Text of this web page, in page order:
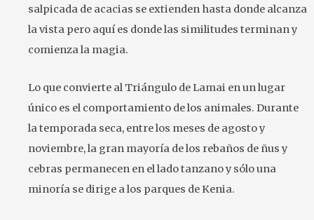
salpicada de acacias se extienden hasta donde alcanza
la vista pero aquí es donde las similitudes terminan y
comienza la magia.
Lo que convierte al Triángulo de Lamai en un lugar
único es el comportamiento de los animales. Durante
la temporada seca, entre los meses de agosto y
noviembre, la gran mayoría de los rebaños de ñus y
cebras permanecen en el lado tanzano y sólo una
minoría se dirige a los parques de Kenia.